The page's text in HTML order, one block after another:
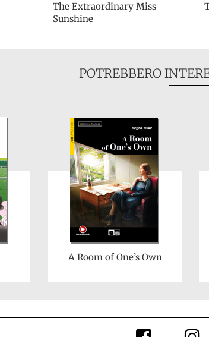
The Extraordinary Miss
Sunshine
POTREBBERO
A Room of One’s Own